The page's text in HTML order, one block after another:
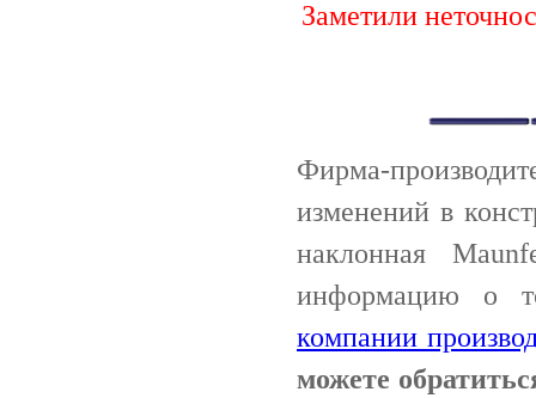
Заметили
Фирма-
изменений в
наклонная
информацию о
компании
можете